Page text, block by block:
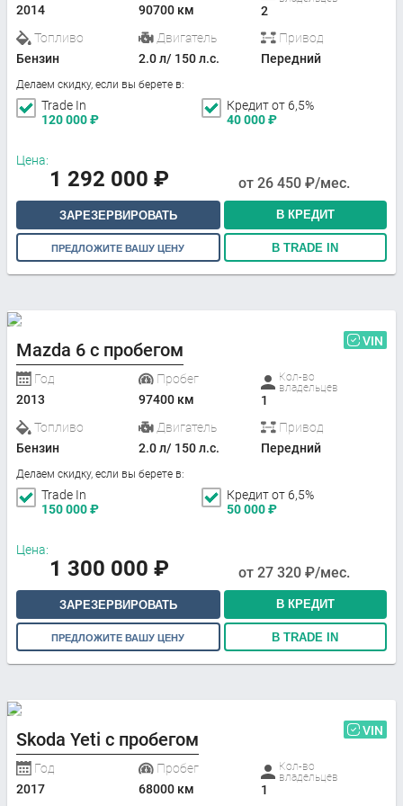
2014
90700 км
2
Топливо
Бензин
Двигатель
2.0 л/ 150 л.с.
Привод
Передний
Делаем скидку, если вы берете в:
Trade In
120 000₽
Кредит от 6,5%
40 000₽
Цена:
1 292 000 ₽ от 26 450 ₽/мес.
ЗАРЕЗЕРВИРОВАТЬ В КРЕДИТ
ПРЕДЛОЖИТЕ ВАШУ ЦЕНУ В TRADE IN
Mazda 6 с пробегом VIN
Год
2013
Пробег
97400 км
Кол-во
владельцев
1
Топливо
Бензин
Двигатель
2.0 л/ 150 л.с.
Привод
Передний
Делаем скидку, если вы берете в:
Trade In
150 000₽
Кредит от 6,5%
50 000₽
Цена:
1 300 000 ₽ от 27 320 ₽/мес.
ЗАРЕЗЕРВИРОВАТЬ В КРЕДИТ
ПРЕДЛОЖИТЕ ВАШУ ЦЕНУ В TRADE IN
Skoda Yeti с пробегом VIN
Год
2017
Пробег
68000 км
Кол-во
владельцев
1